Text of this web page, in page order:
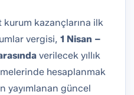
kazançlarına ilk
vergisi, 1 Nisan –
verilecek yıllık
hesaplanmak
yayımlanan güncel